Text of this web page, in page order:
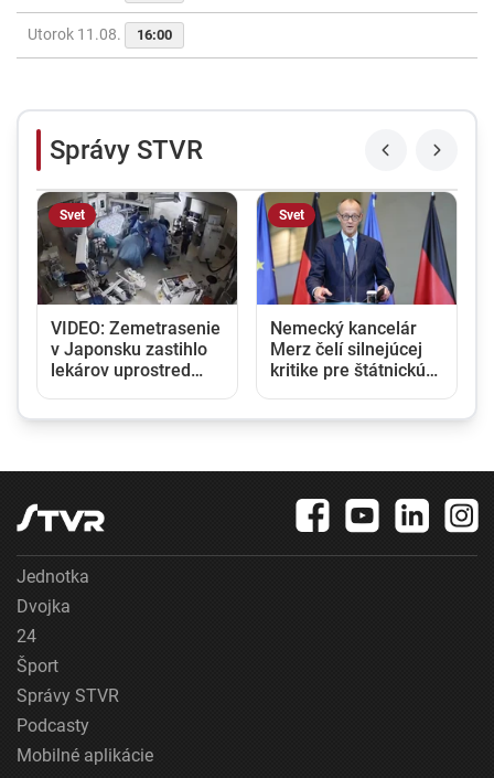
Utorok 11.08. 16:00
Správy STVR
Svet
VIDEO: Zemetrasenie
v Japonsku zastihlo
lekárov uprostred
Svet
Nemecký kancelár
Merz čelí silnejúcej
kritike pre štátnickú
Jednotka
Dvojka
24
Šport
Správy STVR
Podcasty
Mobilné aplikácie